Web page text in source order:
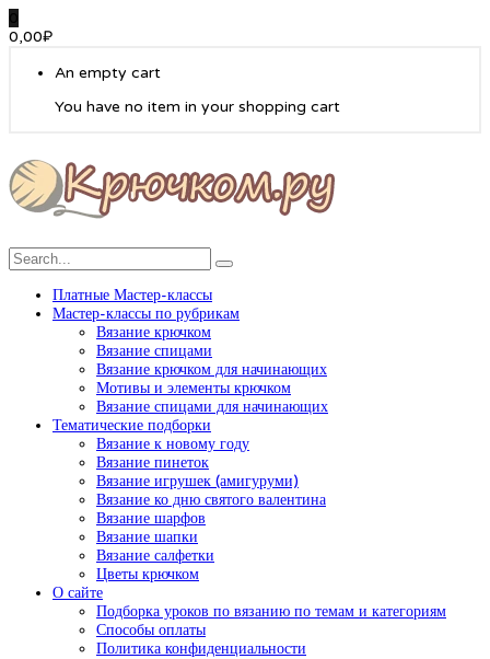
0
0,00₽
An empty cart
You have no item in your shopping cart
Платные Мастер-классы
Мастер-классы по рубрикам
Вязание крючком
Вязание спицами
Вязание крючком для начинающих
Мотивы и элементы крючком
Вязание спицами для начинающих
Тематические подборки
Вязание к новому году
Вязание пинеток
Вязание игрушек (амигуруми)
Вязание ко дню святого валентина
Вязание шарфов
Вязание шапки
Вязание салфетки
Цветы крючком
О сайте
Подборка уроков по вязанию по темам и категориям
Способы оплаты
Политика конфиденциальности